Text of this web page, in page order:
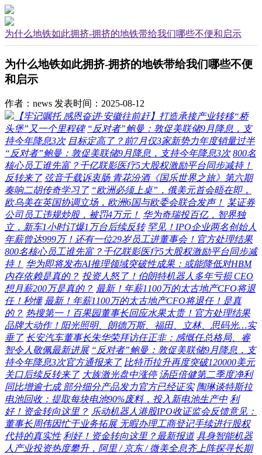
为什么地铁如此拥挤-拥挤的地铁带给我们哪些不便和启示
为什么地铁如此拥挤-拥挤的地铁带给我们哪些不便
和启示
作者：news 发表时间：2025-08-12
【牢记嘱托 感恩奋进·安徽往前赶】打造承接产业转移“桥
头堡”又一个里程碑 “反对者”鲍曼：敦促美联储9月降息，支
持今年降息3次 目标定高了？前7月仅3家新势力年度销量过半
“反对者”鲍曼：敦促美联储9月降息，支持今年降息3次 800名
核心员工谁先富？千亿联影医疗5大股权激励平台同步减持！
反转来了 弦音千载诉衷肠 青花汾酒《国乐世界之旅》第六期
奏响二胡传奇学习了 “欧洲必须上桌”，俄美元首会晤在即，
欧乌美在英国协调立场，欧洲6国与欧委会联合发声！ 某证券
公司员工违规炒股，被罚4万元！ 华为奇瑞投百亿，智界独
立，新车1小时订爆1万台后续反转 罕见！IPO企业两名创始人
年薪曾达999万！还有一位29岁员工进董事会！官方处理结果
800名核心员工谁先富？千亿联影医疗5大股权激励平台同步减
持！ 华为即将发布AI推理领域突破性成果：或能降低对HBM
内存依赖是真的？ 投资人怒了！伯朗特机器人多年亏损 CEO
想月薪200万是真的？ 最新！年薪1100万的太古地产CFO将退
任！秒懂 最新！年薪1100万的太古地产CFO将退任！是真
的？ 热搜第一！百果园董事长回应水果太贵！官方处理结果
品牌大动作！阳光照明、朗德万斯、福田、立林、思码光…实
垂了 长安汽车董事长朱华荣拜访任正非：感慨任总格局、睿
智令人敬佩最新进展 “反对者”鲍曼：敦促美联储9月降息，支
持今年降息3次官方通报来了 比特币拉升再度突破120000美元
关口后续反转来了 大族激光盘中涨停 汤臣倍健第二季度净利
同比增逾七成 部分细分产品发力官方已经证实 陶琳谈特斯拉
电池回收：提取每块电池90%废料，投入新电池生产中 利
好！资金转向这里？ 乐动机器人港股IPO收证监会反馈意见：
董事长周伟因忙于业务拓展 无暇办理工商登记手续进行股权
代持的真实性 利好！资金转向这里？最新报道 具身智能机器
人产业投资热度攀升，阿里 / 京东 / 微美全息齐上阵探寻长期